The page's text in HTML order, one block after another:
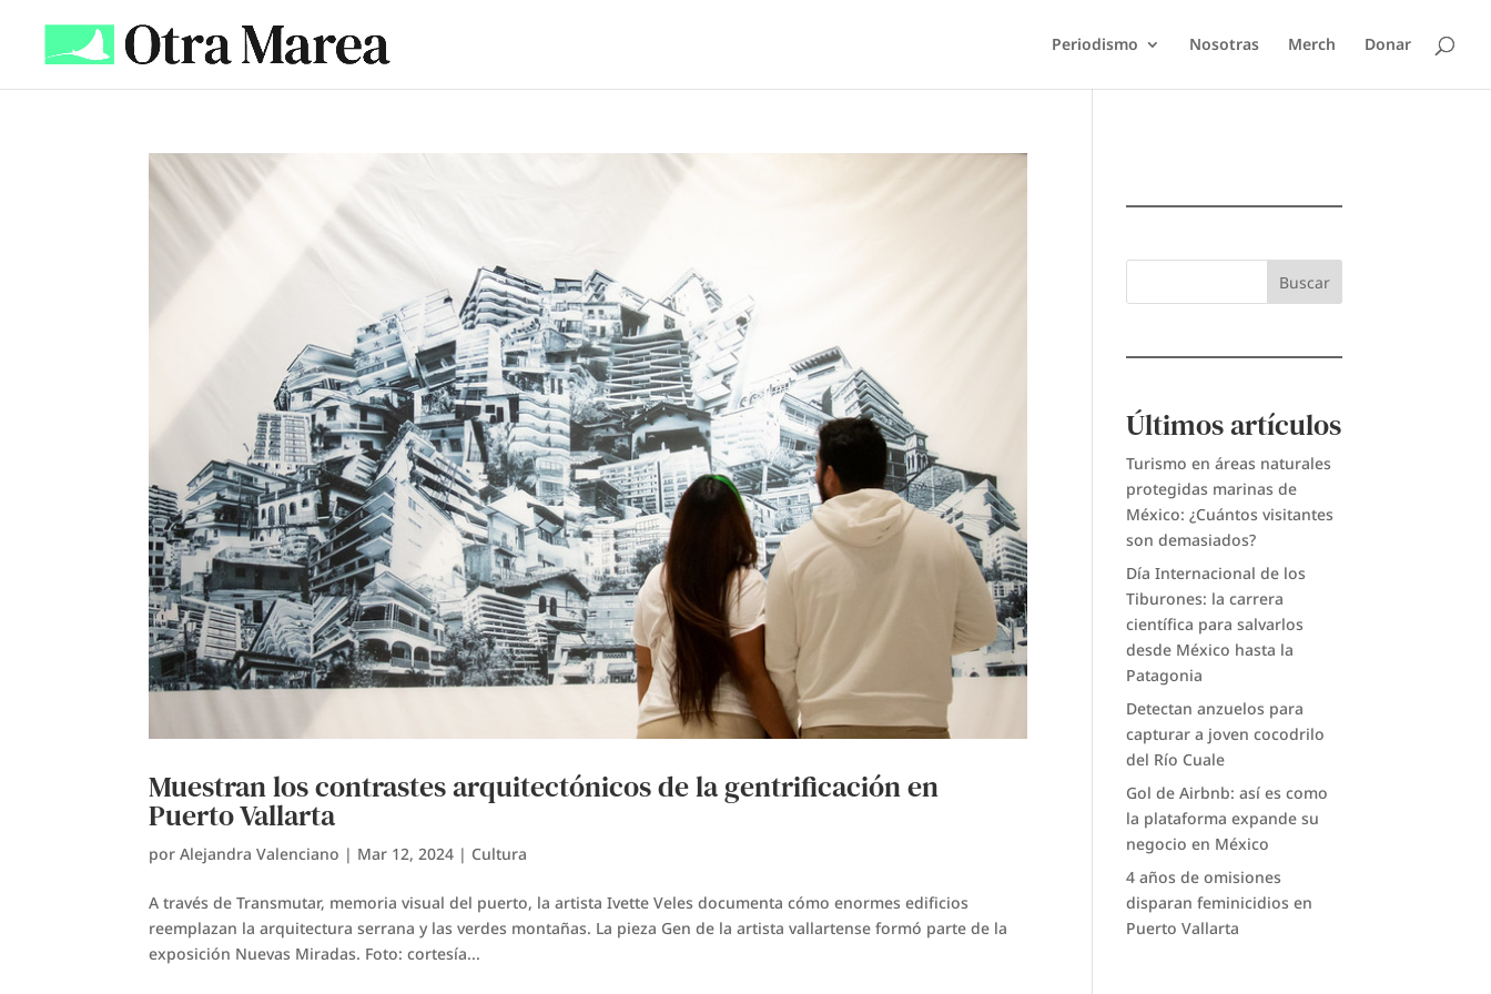
Periodismo Nosotras Merch Donar
Muestran los contrastes arquitectónicos de la gentrificación en
Puerto Vallarta
porAlejandra Valenciano | Mar 12, 2024 | Cultura
A través de Transmutar, memoria visual del puerto, la artista Ivette Veles documenta cómo enormes edificios
reemplazan la arquitectura serrana y las verdes montañas. La pieza Gen de la artista vallartense formó parte de la
exposición Nuevas Miradas. Foto: cortesía...
Buscar
Últimos artículos
Turismo en áreas naturales
protegidas marinas de
México: ¿Cuántos visitantes
son demasiados?
Día Internacional de los
Tiburones: la carrera
científica para salvarlos
desde México hasta la
Patagonia
Detectan anzuelos para
capturar a joven cocodrilo
del Río Cuale
Gol de Airbnb: así es como
la plataforma expande su
negocio en México
4 años de omisiones
disparan feminicidios en
Puerto Vallarta